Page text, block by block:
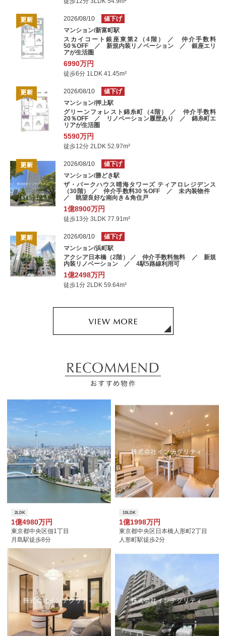
2026/08/10
値下げ
マンション/新富町駅
スカイコート銀座東第2（4階） ／ 仲介手数料
50％OFF ／ 新規内装リノベーション ／ 銀座エリ
アが生活圏
6990万円
徒歩6分 1LDK 41.45m²
2026/08/10
値下げ
マンション/押上駅
グリーンフォレスト錦糸町（4階） ／ 仲介手数料
20％OFF ／ リノベーション履歴あり ／ 錦糸町エ
リアが生活圏
5590万円
徒歩12分 2LDK 52.97m²
2026/08/10
値下げ
マンション/勝どき駅
ザ・パークハウス晴海タワーズ ティアロレジデンス
（30階） ／ 仲介手数料30％OFF ／ 未内装物件
／ 眺望良好な南向き＆角住戸
1億8900万円
徒歩13分 3LDK 77.91m²
2026/08/10
値下げ
マンション/浜町駅
アクシア日本橋（2階） ／ 仲介手数料無料 ／ 新規
内装リノベーション ／ 4駅5路線利用可
1億2498万円
徒歩1分 2LDK 59.64m²
2LDK
1億4980万円
東京都中央区佃1丁目
月島駅徒歩8分
1SLDK
1億1998万円
東京都中央区日本橋人形町2丁目
人形町駅徒歩2分